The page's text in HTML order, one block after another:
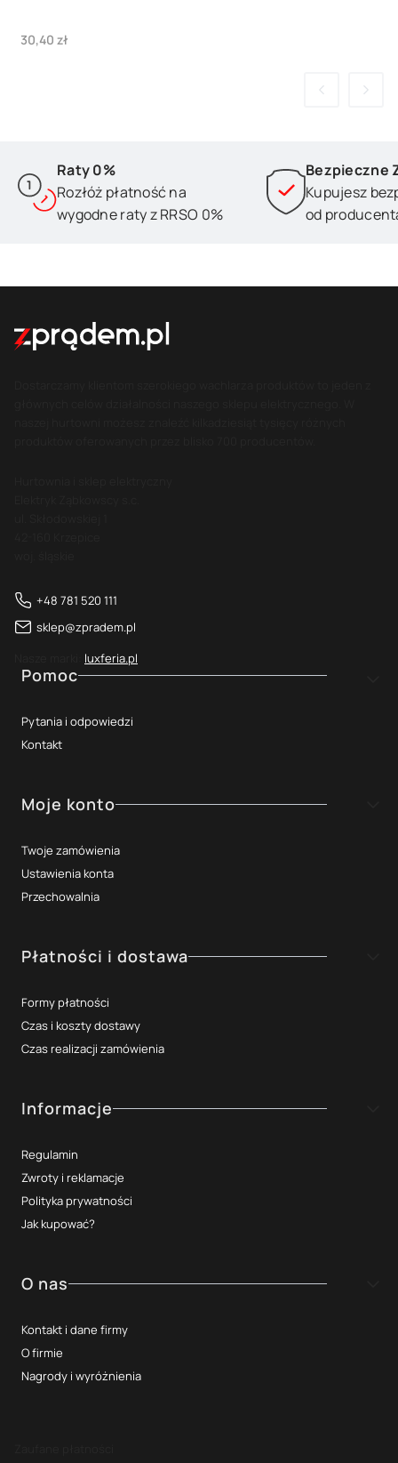
Cena
30,40 zł
Raty 0%
Rozłóż płatność na
wygodne raty z RRSO 0%
Bezpieczne
Kupujesz
od
+48 781 520 111
sklep@zpradem.pl
luxferia.pl
Linki w stopce
Pomoc
Pytania i odpowiedzi
Kontakt
Moje konto
Twoje zamówienia
Ustawienia konta
Przechowalnia
Płatności i dostawa
Formy płatności
Czas i koszty dostawy
Czas realizacji zamówienia
Informacje
Regulamin
Zwroty i reklamacje
Polityka prywatności
Jak kupować?
O nas
Kontakt i dane firmy
O firmie
Nagrody i wyróżnienia